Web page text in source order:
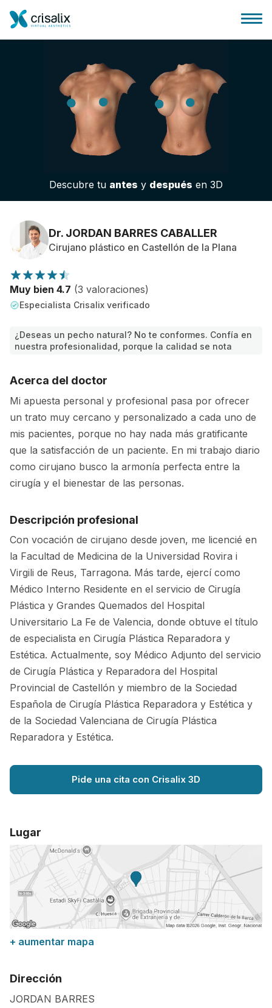
Página de inicio
Plataforma 3D de negocio
Planes y Precios
Reseñas de pacientes
Descubre tu antes y después en 3D
Dr. JORDAN BARRES CABALLER
Cirujano plástico en Castellón de la Plana
Muy bien 4.7 (3 valoraciones)
Especialista Crisalix verificado
¿Deseas un pecho natural? No te conformes. Confía en
nuestra profesionalidad, porque la calidad se nota
Acerca del doctor
Mi apuesta personal y profesional pasa por ofrecer
un trato muy cercano y personalizado a cada uno de
mis pacientes, porque no hay nada más gratificante
que la satisfacción de un paciente. En mi trabajo diario
como cirujano busco la armonía perfecta entre la
cirugía y el bienestar de las personas.
Descripción profesional
Con vocación de cirujano desde joven, me licencié en
la Facultad de Medicina de la Universidad Rovira i
Virgili de Reus, Tarragona. Más tarde, ejercí como
Médico Interno Residente en el servicio de Cirugía
Plástica y Grandes Quemados del Hospital
Universitario La Fe de Valencia, donde obtuve el título
de especialista en Cirugía Plástica Reparadora y
Estética. Actualmente, soy Médico Adjunto del servicio
de Cirugía Plástica y Reparadora del Hospital
Provincial de Castellón y miembro de la Sociedad
Española de Cirugía Plástica Reparadora y Estética y
de la Sociedad Valenciana de Cirugía Plástica
Reparadora y Estética.
Pide una cita con Crisalix 3D
Lugar
+ aumentar mapa
Dirección
JORDAN BARRES